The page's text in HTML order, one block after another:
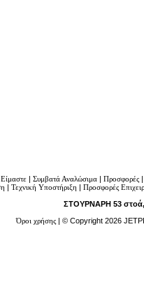
| Συμβατά Αναλώσιμα | Προσφορές
| Τεχνική Υποστήριξη | Προσφορές
ΣΤΟΥΡΝΑΡΗ 53
Όροι χρήσης | © Copyright 2026